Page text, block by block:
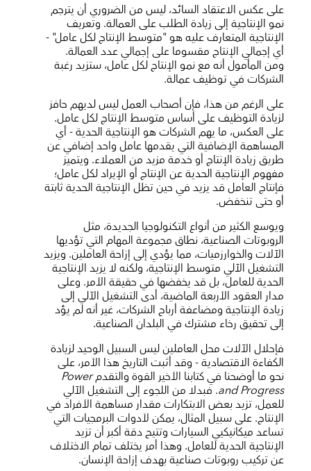
على عكس الاعتقاد السائد، ليس من الضروري أن يترجم
نمو الإنتاجية إلى زيادة الطلب على العمالة. وتعريف
الإنتاجية المتعارف عليه هو "متوسط الإنتاج لكل عامل" -
أي إجمالي الإنتاج مقسوما على إجمالي عدد العمالة.
ومن المأمول أنه مع نمو الإنتاج لكل عامل، ستزيد رغبة
الشركات في توظيف عمالة.
على الرغم من هذا، فإن أصحاب العمل ليس لديهم حافز
لزيادة التوظيف على أساس متوسط الإنتاج لكل عامل.
على العكس، ما يهم الشركات هو الإنتاجية الحدية - أي
المساهمة الإضافية التي يقدمها عامل واحد إضافي عن
طريق زيادة الإنتاج أو خدمة مزيد من العملاء. ويتميز
مفهوم الإنتاجية الحدية عن الإنتاج أو الإيراد لكل عامل؛
فإنتاج العامل قد يزيد في حين تظل الإنتاجية الحدية ثابتة
أو حتى تنخفض.
ويوسع الكثير من أنواع التكنولوجيا الجديدة، مثل
الروبوتات الصناعية، نطاق مجموعة المهام التي تؤديها
الآلات والخوارزميات، مما يؤدي إلى إزاحة العاملين. ويزيد
التشغيل الآلي متوسط الإنتاجية، ولكنه لا يزيد الإنتاجية
الحدية للعامل، بل قد يخفضها في حقيقة الأمر. وعلى
مدار العقود الأربعة الماضية، أدى التشغيل الآلي إلى
زيادة الإنتاجية ومضاعفة أرباح الشركات، غير أنه لم يؤد
إلى تحقيق رخاء مشترك في البلدان الصناعية.
فإحلال الآلات محل العاملين ليس السبيل الوحيد لزيادة
الكفاءة الاقتصادية - وقد أثبت التاريخ هذا الأمر، على
نحو ما أوضحنا في كتابنا الأخير القوة والتقدمPower
and Progress. فبدلا من اللجوء إلى التشغيل الآلي
للعمل، تزيد بعض الابتكارات مقدار مساهمة الأفراد في
الإنتاج. على سبيل المثال، يمكن لأدوات البرمجيات التي
تساعد ميكانيكيي السيارات وتتيح دقة أكبر أن تزيد
الإنتاجية الحدية للعامل. وهذا أمر يختلف تمام الاختلاف
عن تركيب روبوتات صناعية بهدف إزاحة الإنسان.